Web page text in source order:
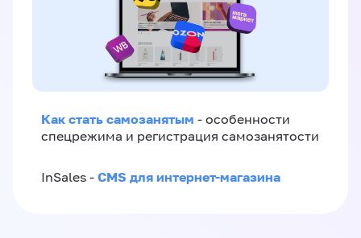
Как стать самозанятым - особенности
спецрежима и регистрация самозанятости
InSales - CMS для интернет-магазина